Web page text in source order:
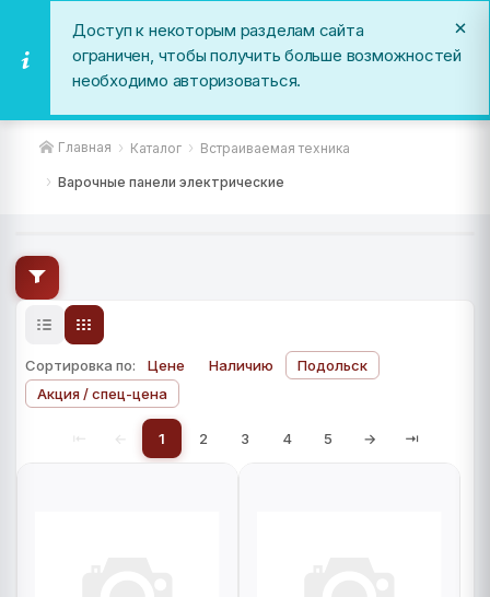
Главная Каталог Встраиваемая техника
Варочные панели электрические
Сортировка по: Цене Наличию
Подольск
Акция / спец-цена
⇤ ← 1 2 3 4 5 → ⇥
Доступ к некоторым разделам сайта
ограничен, чтобы получить больше возможностей
необходимо авторизоваться.